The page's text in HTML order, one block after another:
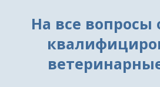
На все вопросы